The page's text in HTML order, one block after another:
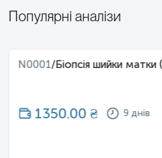
Популярні аналізи
N0001/Біопсія шийки матки
1350.00₴ 9 днів